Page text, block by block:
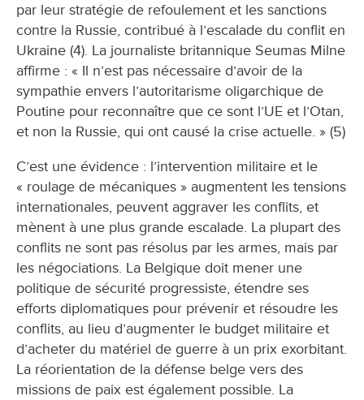
par leur stratégie de refoulement et les sanctions
contre la Russie, contribué à l’escalade du conflit en
Ukraine (4). La journaliste britannique Seumas Milne
affirme : « Il n’est pas nécessaire d’avoir de la
sympathie envers l’autoritarisme oligarchique de
Poutine pour reconnaître que ce sont l’UE et l’Otan,
et non la Russie, qui ont causé la crise actuelle. » (5)
C’est une évidence : l’intervention militaire et le
« roulage de mécaniques » augmentent les tensions
internationales, peuvent aggraver les conflits, et
mènent à une plus grande escalade. La plupart des
conflits ne sont pas résolus par les armes, mais par
les négociations. La Belgique doit mener une
politique de sécurité progressiste, étendre ses
efforts diplomatiques pour prévenir et résoudre les
conflits, au lieu d’augmenter le budget militaire et
d’acheter du matériel de guerre à un prix exorbitant.
La réorientation de la défense belge vers des
missions de paix est également possible. La